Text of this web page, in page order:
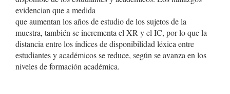
evidencian que a medida
que aumentan los años de estudio de los sujetos de la
muestra, también se incrementa el XR y el IC, por lo que la
distancia entre los índices de disponibilidad léxica entre
estudiantes y académicos se reduce, según se avanza en los
niveles de formación académica.